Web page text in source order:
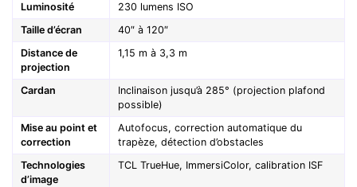
Luminosité
230 lumens ISO
Taille d’écran
40″ à 120″
Distance de
projection
1,15 m à 3,3 m
Cardan
Inclinaison jusqu’à 285° (projection plafond
possible)
Mise au point et
correction
Autofocus, correction automatique du
trapèze, détection d’obstacles
Technologies
d’image
TCL TrueHue, ImmersiColor, calibration ISF